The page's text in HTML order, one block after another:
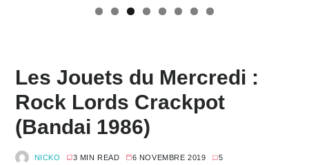
Les Jouets du Mercredi :
Rock Lords Crackpot
(Bandai 1986)
NICKO 3 MIN READ 6 NOVEMBRE 2019 5